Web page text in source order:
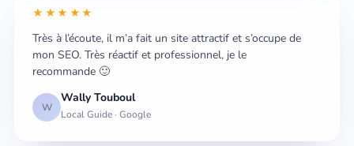
★★★★★
Très à l’écoute, il m’a fait un site attractif et s’occupe de
mon SEO. Très réactif et professionnel, je le
recommande 🙂
W
Wally Touboul
Local Guide · Google